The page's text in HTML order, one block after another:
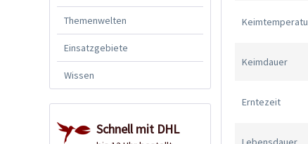
Themenwelten
Einsatzgebiete
Wissen
Schnell mit DHL
Keimdauer
Erntezeit